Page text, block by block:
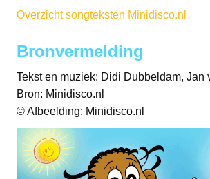
Overzicht songteksten Minidisco.nl
Bronvermelding
Tekst en muziek: Didi Dubbeldam, Jan
Bron: Minidisco.nl
© Afbeelding: Minidisco.nl